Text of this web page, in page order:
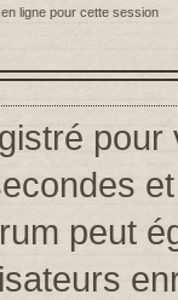
ligne pour cette session
pour
peut